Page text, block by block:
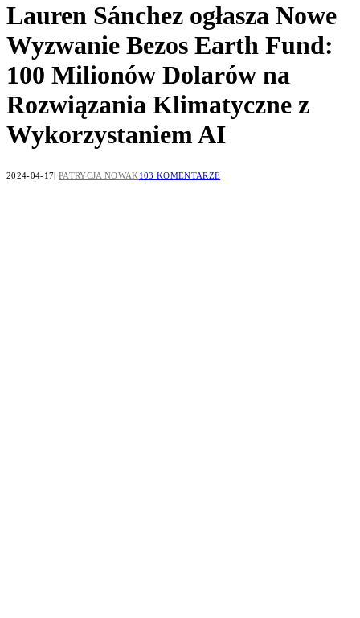
Lauren Sánchez ogłasza Nowe
Wyzwanie Bezos Earth Fund:
100 Milionów Dolarów na
Rozwiązania Klimatyczne z
Wykorzystaniem AI
2024-04-17 PATRYCJA NOWAK 103 KOMENTARZE